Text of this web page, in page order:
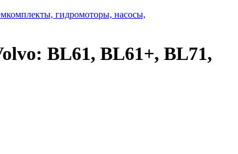
гидромоторы, насосы,
BL61, BL61+, BL71,